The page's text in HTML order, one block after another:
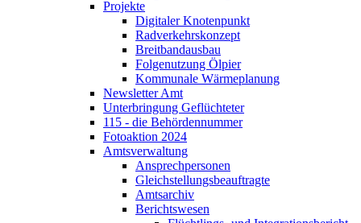
Projekte
Digitaler Knotenpunkt
Radverkehrskonzept
Breitbandausbau
Folgenutzung Ölpier
Kommunale Wärmeplanung
Newsletter Amt
Unterbringung Geflüchteter
115 - die Behördennummer
Fotoaktion 2024
Amtsverwaltung
Ansprechpersonen
Gleichstellungsbeauftragte
Amtsarchiv
Berichtswesen